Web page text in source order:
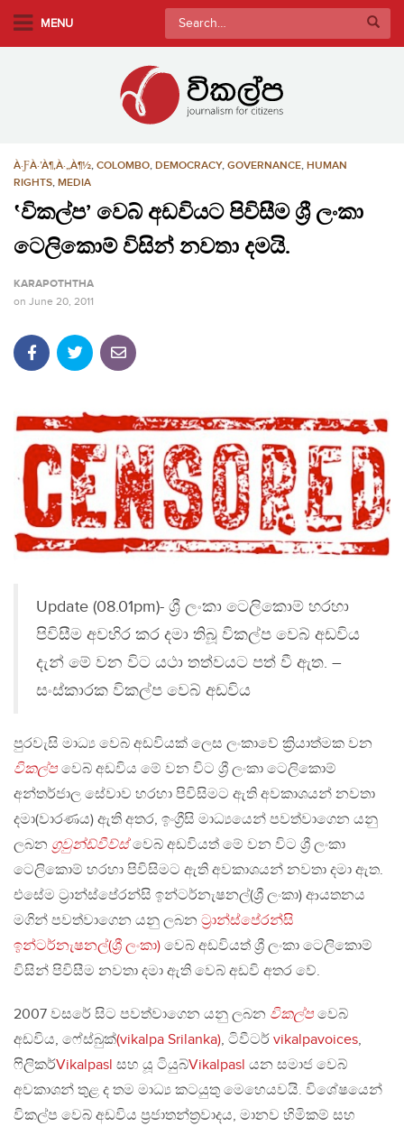
MENU
Search
for:
À·ƑÀ·’À¶‚À·„À¶½, COLOMBO, DEMOCRACY, GOVERNANCE, HUMAN
RIGHTS, MEDIA
‛විකල්ප’ වෙබ් අඩවියට පිවිසීම ශ්‍රී ලංකා
ටෙලිකොම් විසින් නවතා දමයි.
KARAPOTHTHA
on June 20, 2011
Update (08.01pm)- ශ්‍රී ලංකා ටෙලිකොම් හරහා
පිවිසීම අවහිර කර දමා තිබූ විකල්ප වෙබ් අඩවිය
දැන් මේ වන විට යථා තත්වයට පත් වී ඇත. –
සංස්කාරක විකල්ප වෙබ් අඩවිය
පුරවැසි මාධ්‍ය වෙබ් අඩවියක් ලෙස ලංකාවේ ක්‍රියාත්මක වන
විකල්ප වෙබ් අඩවිය මේ වන විට ශ්‍රී ලංකා ටෙලිකොම්
අන්තර්ජාල සේවාව හරහා පිවිසිමට ඇති අවකාශයන් නවතා
දමා(වාරණය) ඇති අතර, ඉංග්‍රීසි මාධ්‍යයෙන් පවත්වාගෙන යනු
ලබන ග්‍රවුන්ඩ්වීව්ස්වෙබ් අඩවියත් මේ වන විට ශ්‍රී ලංකා
ටෙලිකොම් හරහා පිවිසිමට ඇති අවකාශයන් නවතා දමා ඇත.
එසේම ට්‍රාන්ස්පේරන්සි ඉන්ටර්නැෂනල්(ශ්‍රී ලංකා) ආයතනය
මගින් පවත්වාගෙන යනු ලබන ට්‍රාන්ස්පේරන්සි
ඉන්ටර්නැෂනල්(ශ්‍රී ලංකා) වෙබ් අඩවියත් ශ්‍රී ලංකා ටෙලිකොම්
විසින් පිවිසීම නවතා දමා ඇති වෙබ් අඩවි අතර වේ.
2007 වසරේ සිට පවත්වාගෙන යනු ලබන විකල්ප වෙබ්
අඩවිය, ෆේස්බුක්(vikalpa Srilanka), ටිවීටර් vikalpavoices,
ෆිලිකර්Vikalpasl සහ යූ ටියුබ්Vikalpasl යන සමාජ වෙබ්
අවකාශන් තුළ ද තම මාධ්‍ය කටයුතු මෙහෙයවයි. විශේෂයෙන්
විකල්ප වෙබ් අඩවිය ප්‍රජාතන්ත්‍රවාදය, මානව හිමිකම් සහ